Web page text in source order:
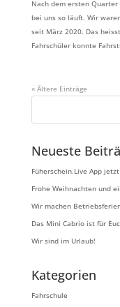
Nach dem ersten
bei uns so läuft. Wir
seit März 2020. Das
Fahrschüler konnte
« Ältere Einträge
Neueste
Füherschein.Live App
Frohe Weihnachten und
Wir machen
Das Mini Cabrio ist für
Wir sind im Urlaub!
Kategorien
Fahrschule